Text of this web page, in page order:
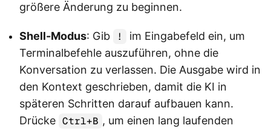
größere Änderung zu beginnen.
Shell-Modus: Gib !
im Eingabefeld ein, um
Terminalbefehle auszuführen, ohne die
Konversation zu verlassen. Die Ausgabe wird in
den Kontext geschrieben, damit die KI in
späteren Schritten darauf aufbauen kann.
Drücke Ctrl+B , um einen lang laufenden